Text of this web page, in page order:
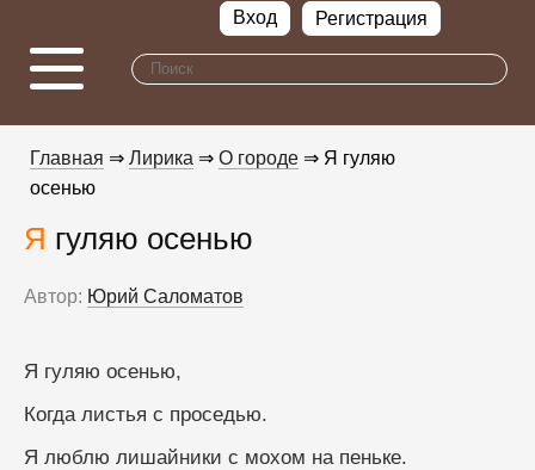
Вход Регистрация
Главная ⇒ Лирика ⇒ О городе ⇒ Я гуляю
осенью
Я гуляю осенью
Автор: Юрий Саломатов
Я гуляю осенью,
Когда листья с проседью.
Я люблю лишайники с мохом на пеньке.